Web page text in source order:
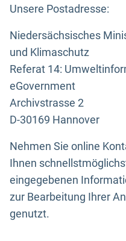
Unsere Postadresse:
Niedersächsisches
und Klimaschutz
Referat 14:
eGovernment
Archivstrasse 2
D-30169 Hannover
Nehmen Sie online
Ihnen
eingegebenen
zur Bearbeitung Ihrer
genutzt.